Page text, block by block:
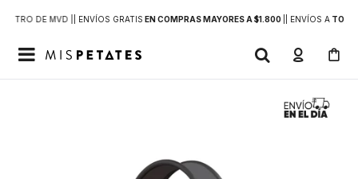
DE MVD | | ENVÍOS GRATIS EN COMPRAS MAYORES A $1.800 | ENVÍOS ATODO
